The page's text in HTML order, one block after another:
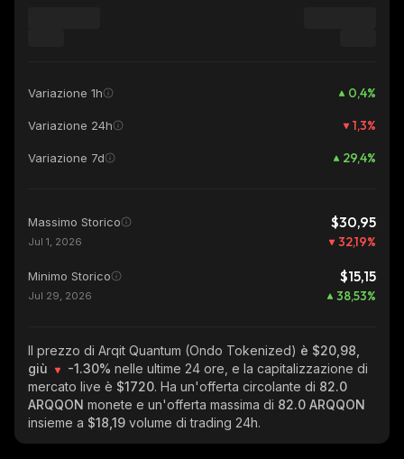
Variazione 1h 0,4%
Variazione 24h 1,3%
Variazione 7d 29,4%
Massimo Storico $30,95
Jul 1, 2026 32,19%
Minimo Storico $15,15
Jul 29, 2026 38,53%
Il prezzo di Arqit Quantum (Ondo Tokenized) è $20,98,
giù
-1.30% nelle ultime 24 ore, e la capitalizzazione di
mercato live è $1720. Ha un'offerta circolante di 82.0
ARQQON monete e un'offerta massima di 82.0 ARQQON
insieme a $18,19 volume di trading 24h.